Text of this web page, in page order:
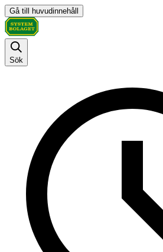
Gå till huvudinnehåll
Sök